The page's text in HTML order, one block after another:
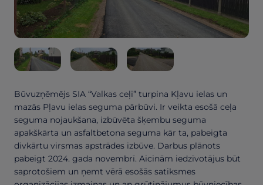
Būvuzņēmējs SIA “Valkas ceļi” turpina Kļavu ielas un
mazās Pļavu ielas seguma pārbūvi. Ir veikta esošā ceļa
seguma nojaukšana, izbūvēta šķembu seguma
apakškārta un asfaltbetona seguma kār ta, pabeigta
divkārtu virsmas apstrādes izbūve. Darbus plānots
pabeigt 2024. gada novembrī. Aicinām iedzīvotājus būt
saprotošiem un ņemt vērā esošās satiksmes